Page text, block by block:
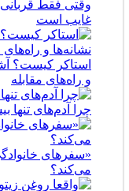
وقتی فقط قربانی
غایب است
استاکر کیست؟
و راه‌های مقابله
چرا آدم‌های تنها
«سفرهای
می‌کند؟